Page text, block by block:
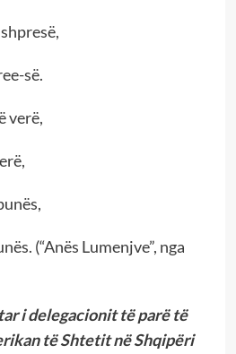
së.
verë,
(“Anës Lumenjve”, nga
i delegacionit të parë të
të Shtetit në Shqipëri